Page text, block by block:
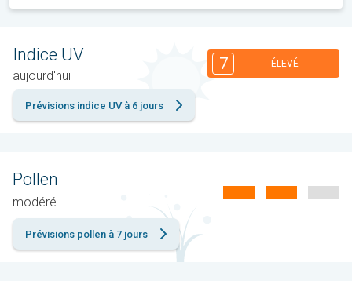
Indice UV
aujourd'hui
7 ÉLEVÉ
Prévisions indice UV à 6 jours
Pollen
modéré
Prévisions pollen à 7 jours